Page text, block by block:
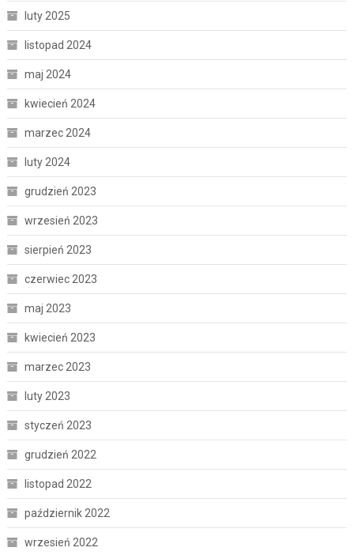
luty 2025
listopad 2024
maj 2024
kwiecień 2024
marzec 2024
luty 2024
grudzień 2023
wrzesień 2023
sierpień 2023
czerwiec 2023
maj 2023
kwiecień 2023
marzec 2023
luty 2023
styczeń 2023
grudzień 2022
listopad 2022
październik 2022
wrzesień 2022